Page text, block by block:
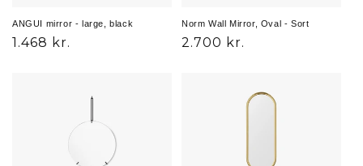
ANGUI mirror - large, black
Normalpris
1.468 kr.
Norm Wall Mirror, Oval - Sort
Normalpris
2.700 kr.